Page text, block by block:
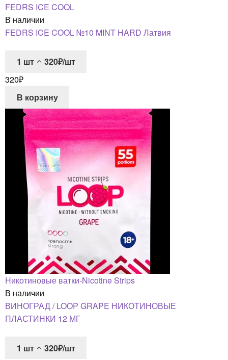
FEDRS ICE COOL
В наличии
FEDRS ICE COOL №10 MINT HARD Латвия
1 шт
320₽/шт
320₽
В корзину
Никотиновые ватки-Nicotine Strips
В наличии
ВИНОГРАД / LOOP GRAPE НИКОТИНОВЫЕ
ПЛАСТИНКИ 12 МГ
1 шт
320₽/шт